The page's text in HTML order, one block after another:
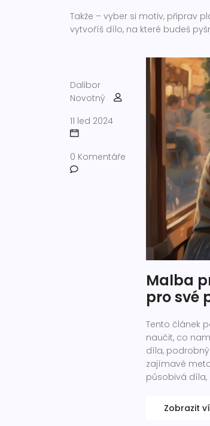
Takže – vyber si motiv, připrav
vytvoříš dílo, na které budeš
Dalibor
Novotný
11 led 2024
0 Komentáře
Malba
pro své
Tento článek
naučit, co
díla,
zajímavé
působivá díla,
Zobrazit